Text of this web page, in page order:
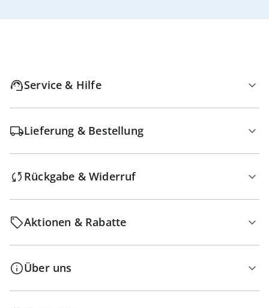
Service & Hilfe
Lieferung & Bestellung
Rückgabe & Widerruf
Aktionen & Rabatte
Über uns